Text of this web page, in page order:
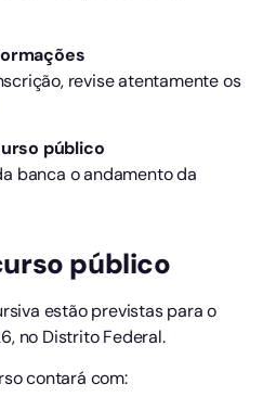
revise atentamente os
público
banca o andamento da
público
estão previstas para o
no Distrito Federal.
contará com: